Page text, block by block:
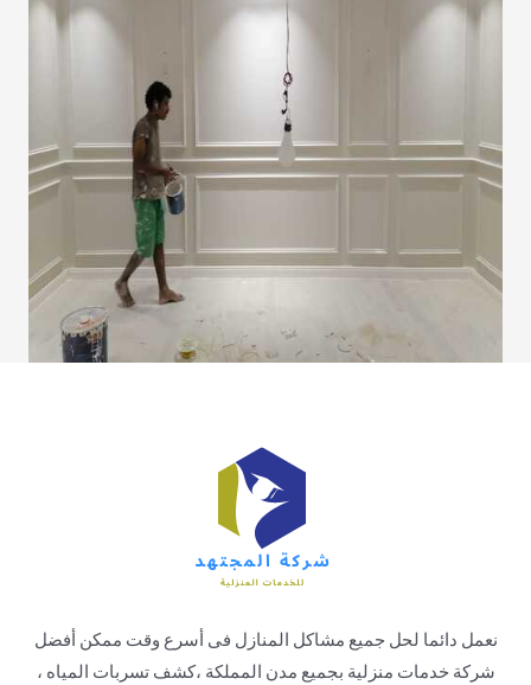
نعمل دائما لحل جميع مشاكل المنازل فى أسرع وقت ممكن أفضل
شركة خدمات منزلية بجميع مدن المملكة ،كشف تسربات المياه ،